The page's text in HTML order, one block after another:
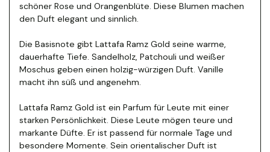
schöner Rose und Orangenblüte. Diese Blumen machen
den Duft elegant und sinnlich.
Die Basisnote gibt Lattafa Ramz Gold seine warme,
dauerhafte Tiefe. Sandelholz, Patchouli und weißer
Moschus geben einen holzig-würzigen Duft. Vanille
macht ihn süß und angenehm.
Lattafa Ramz Gold ist ein Parfum für Leute mit einer
starken Persönlichkeit. Diese Leute mögen teure und
markante Düfte. Er ist passend für normale Tage und
besondere Momente. Sein orientalischer Duft ist